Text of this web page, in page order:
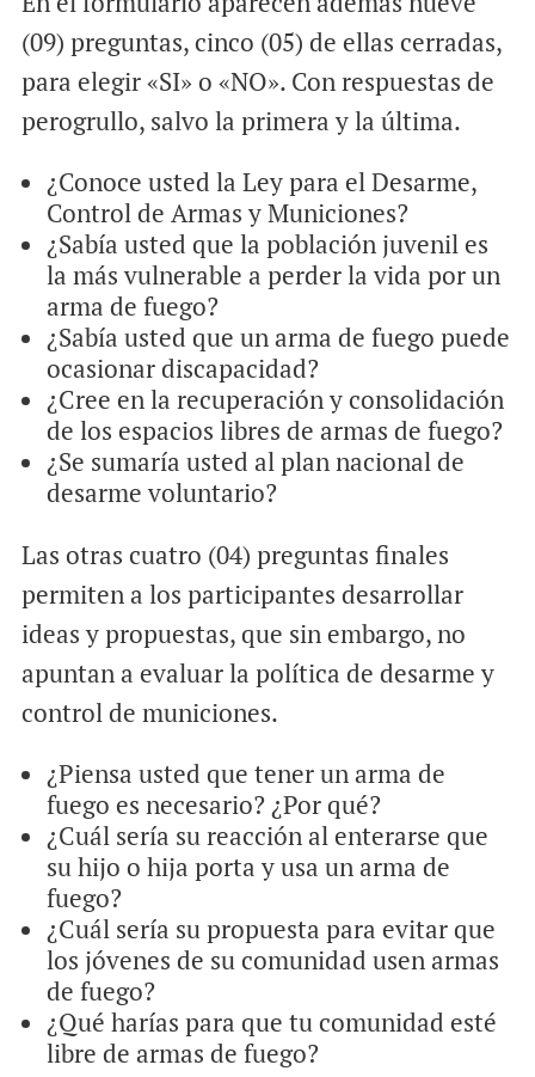
(09) preguntas, cinco (05) de ellas cerradas,
para elegir «SI» o «NO». Con respuestas de
perogrullo, salvo la primera y la última.
¿Conoce usted la Ley para el Desarme,
Control de Armas y Municiones?
¿Sabía usted que la población juvenil es
la más vulnerable a perder la vida por un
arma de fuego?
¿Sabía usted que un arma de fuego puede
ocasionar discapacidad?
¿Cree en la recuperación y consolidación
de los espacios libres de armas de fuego?
¿Se sumaría usted al plan nacional de
desarme voluntario?
Las otras cuatro (04) preguntas finales
permiten a los participantes desarrollar
ideas y propuestas, que sin embargo, no
apuntan a evaluar la política de desarme y
control de municiones.
¿Piensa usted que tener un arma de
fuego es necesario? ¿Por qué?
¿Cuál sería su reacción al enterarse que
su hijo o hija porta y usa un arma de
fuego?
¿Cuál sería su propuesta para evitar que
los jóvenes de su comunidad usen armas
de fuego?
¿Qué harías para que tu comunidad esté
libre de armas de fuego?